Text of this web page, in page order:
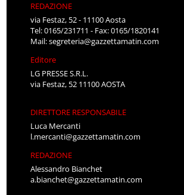
REDAZIONE
via Festaz, 52 - 11100 Aosta
Tel: 0165/231711 - Fax: 0165/1820141
Mail:segreteria@gazzettamatin.com
Editore
LG PRESSE S.R.L.
via Festaz, 52 11100 AOSTA
DIRETTORE RESPONSABILE
Luca Mercanti
l.mercanti@gazzettamatin.com
REDAZIONE
Alessandro Bianchet
a.bianchet@gazzettamatin.com